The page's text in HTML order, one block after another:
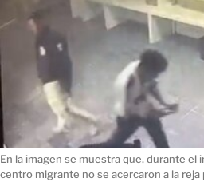
En la imagen se muestra que, durante el
centro migrante no se acercaron a la reja